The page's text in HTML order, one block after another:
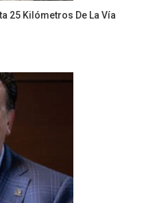
25 Kilómetros De La Vía